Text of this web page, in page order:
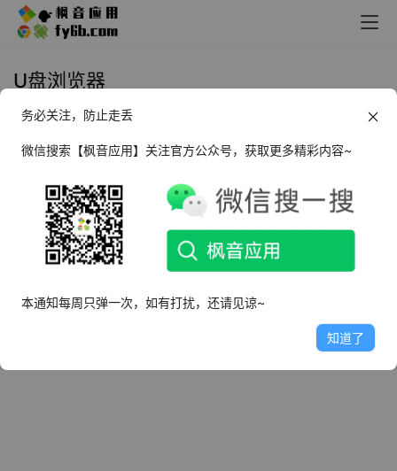
U盘浏览器
Windows U盘浏览器_v1.0 便携版
2025年3月18日
务必关注，防止走丢
微信搜索【枫音应用】关注官方公众号，获取更多精彩内容~
本通知每周只弹一次，如有打扰，还请见谅~
知道了